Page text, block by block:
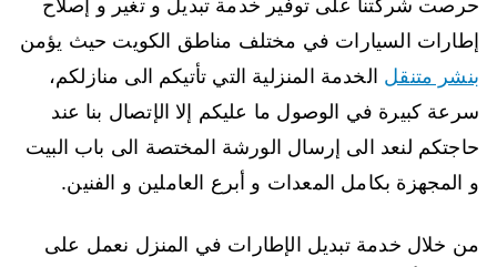
حرصت شركتنا على توفير خدمة تبديل و تغير و إصلاح
إطارات السيارات في مختلف مناطق الكويت حيث يؤمن
بنشر متنقل الخدمة المنزلية التي تأتيكم الى منازلكم،
سرعة كبيرة في الوصول ما عليكم إلا الإتصال بنا عند
حاجتكم لنعد الى إرسال الورشة المختصة الى باب البيت
و المجهزة بكامل المعدات و أبرع العاملين و الفنين.
من خلال خدمة تبديل الإطارات في المنزل نعمل على